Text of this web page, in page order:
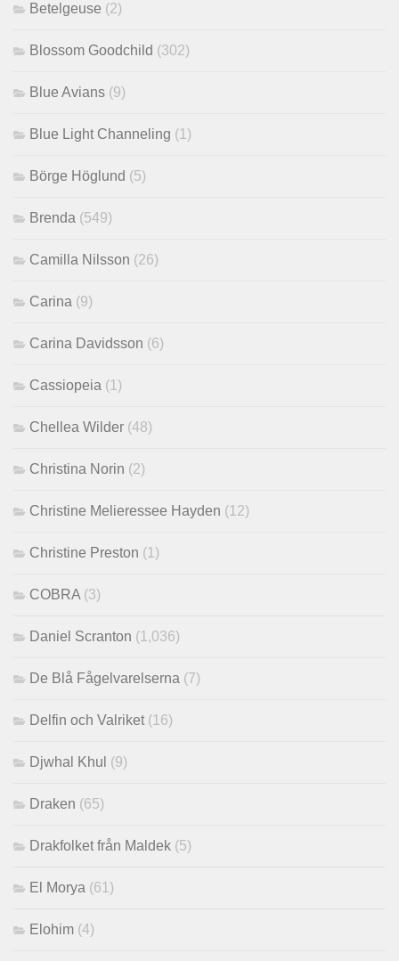
Betelgeuse (2)
Blossom Goodchild (302)
Blue Avians (9)
Blue Light Channeling (1)
Börge Höglund (5)
Brenda (549)
Camilla Nilsson (26)
Carina (9)
Carina Davidsson (6)
Cassiopeia (1)
Chellea Wilder (48)
Christina Norin (2)
Christine Melieressee Hayden (12)
Christine Preston (1)
COBRA (3)
Daniel Scranton (1,036)
De Blå Fågelvarelserna (7)
Delfin och Valriket (16)
Djwhal Khul (9)
Draken (65)
Drakfolket från Maldek (5)
El Morya (61)
Elohim (4)